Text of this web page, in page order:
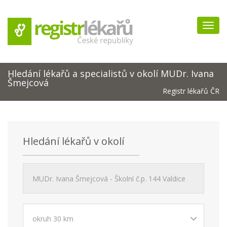
Hledání lékařů a specialistů v okolí MUDr. Ivana
Šmejcová
Registr lékařů ČR
Hledání lékařů v okolí